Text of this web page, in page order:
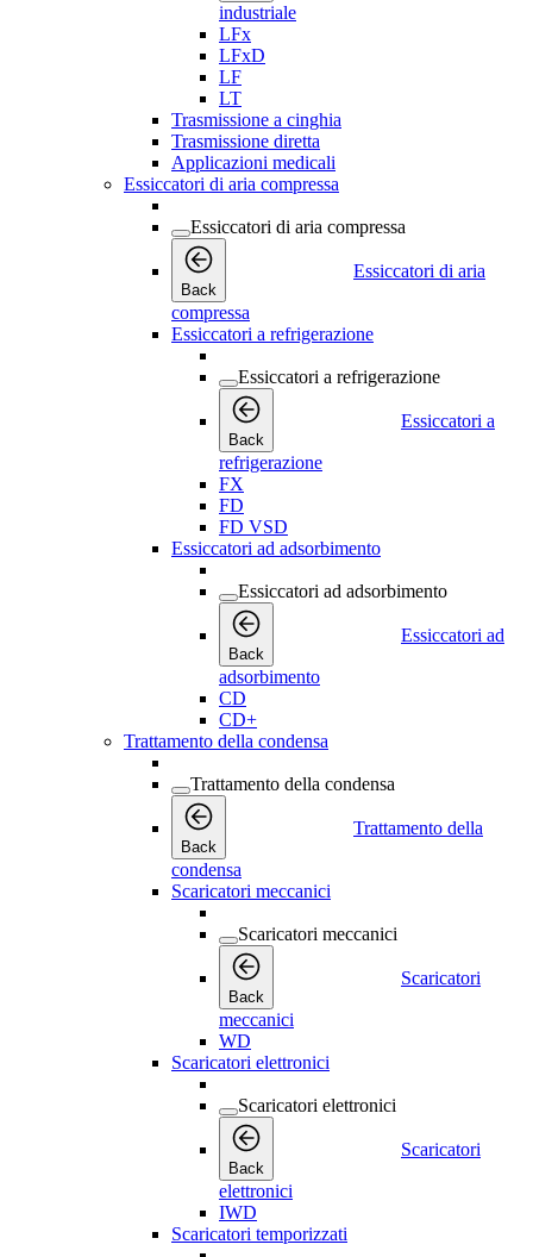
industriale
LFx
LFxD
LF
LT
Trasmissione a cinghia
Trasmissione diretta
Applicazioni medicali
Essiccatori di aria compressa
Essiccatori di aria compressa
Back
Essiccatori di aria
compressa
Essiccatori a refrigerazione
Essiccatori a refrigerazione
Back
Essiccatori a
refrigerazione
FX
FD
FD VSD
Essiccatori ad adsorbimento
Essiccatori ad adsorbimento
Back
Essiccatori ad
adsorbimento
CD
CD+
Trattamento della condensa
Trattamento della condensa
Back
Trattamento della
condensa
Scaricatori meccanici
Scaricatori meccanici
Back
Scaricatori
meccanici
WD
Scaricatori elettronici
Scaricatori elettronici
Back
Scaricatori
elettronici
IWD
Scaricatori temporizzati